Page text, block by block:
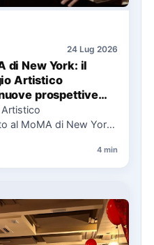
24 Lug 2026
di New York: il
Artistico
prospettive
al MoMA di New York
4 min